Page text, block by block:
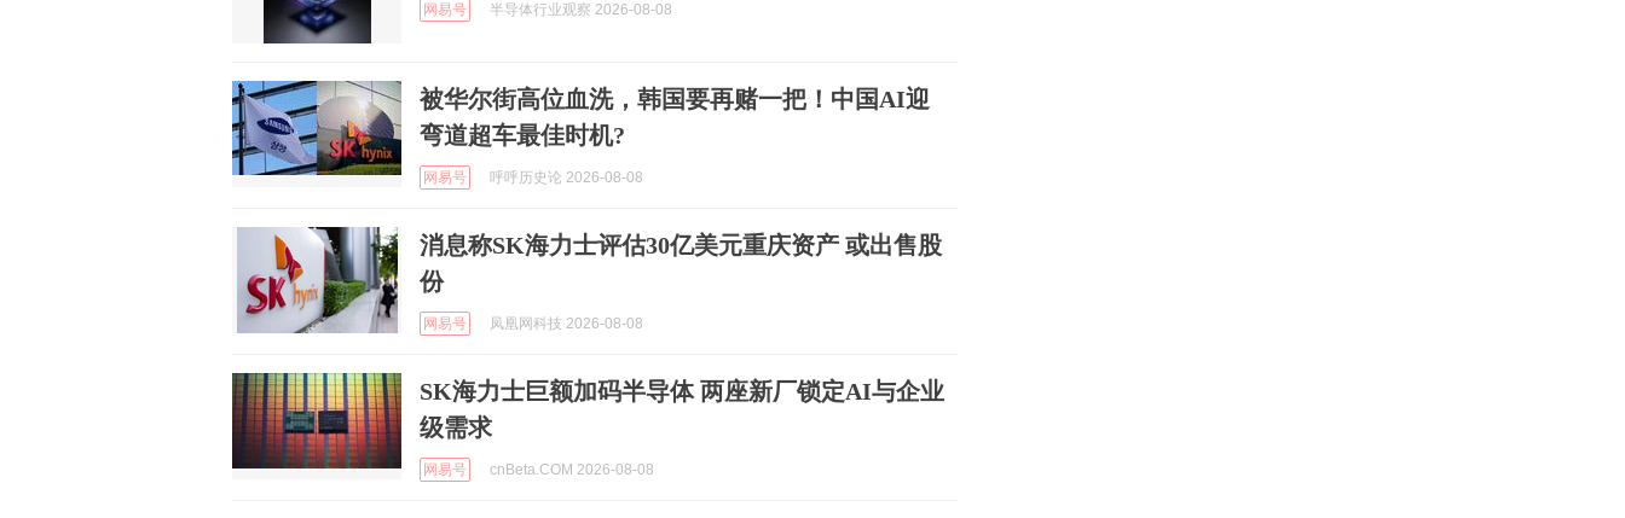
网易号 半导体行业观察 2026-08-08
被华尔街高位血洗，韩国要再赌一把！中国AI迎
弯道超车最佳时机?
网易号 呼呼历史论 2026-08-08
消息称SK海力士评估30亿美元重庆资产 或出售股
份
网易号 凤凰网科技 2026-08-08
SK海力士巨额加码半导体 两座新厂锁定AI与企业
级需求
网易号 cnBeta.COM 2026-08-08